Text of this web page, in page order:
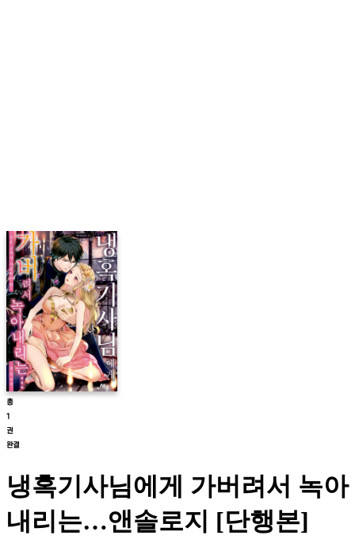
냉혹기사님에게 가버려서 녹아
내리는…앤솔로지 [단행본]